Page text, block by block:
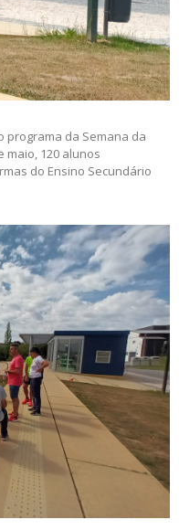
programa da Semana da
maio, 120 alunos
do Ensino Secundário